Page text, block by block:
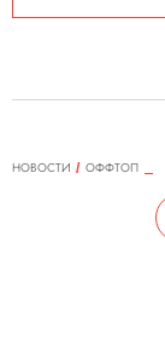
НОВОСТИ
ОФФТОП
«Он был